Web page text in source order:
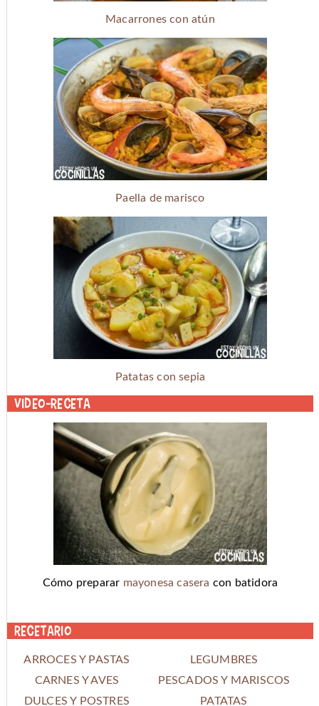
Macarrones con atún
Paella de marisco
Patatas con sepia
Video-receta
Cómo preparar mayonesa casera con batidora
Recetario
ARROCES Y PASTAS
LEGUMBRES
CARNES Y AVES
PESCADOS Y MARISCOS
DULCES Y POSTRES
PATATAS